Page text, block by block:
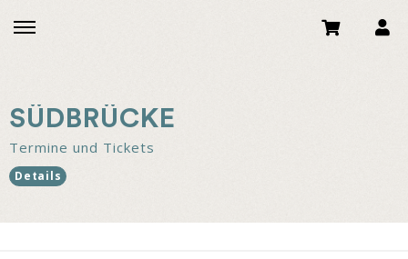
SÜDBRÜCKE
Termine und Tickets
Details